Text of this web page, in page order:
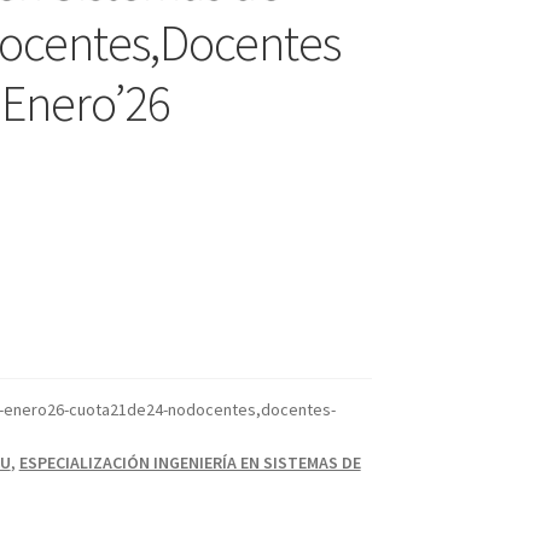
cuota21de24-nodocentes,docentes-
, ESPECIALIZACIÓN INGENIERÍA EN SISTEMAS DE